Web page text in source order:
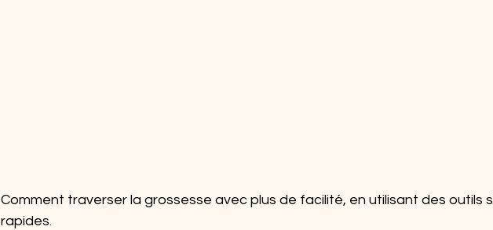
Comment traverser la grossesse avec plus de facilité, en utilisant des outils
rapides.